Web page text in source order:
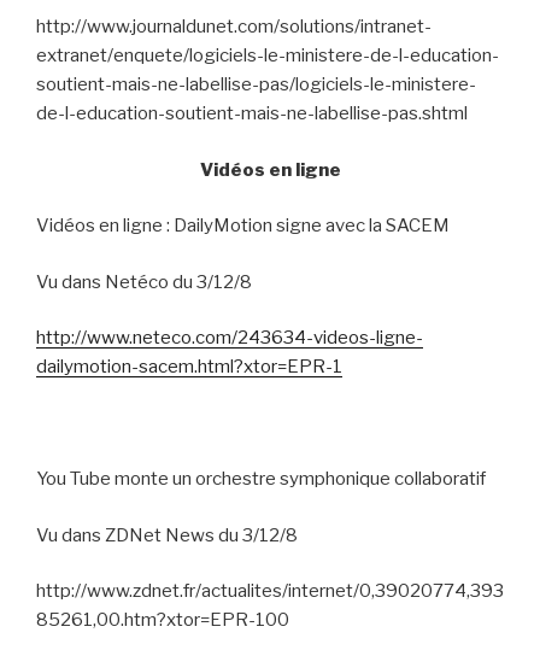
http://www.journaldunet.com/solutions/intranet-
extranet/enquete/logiciels-le-ministere-de-l-education-
soutient-mais-ne-labellise-pas/logiciels-le-ministere-
de-l-education-soutient-mais-ne-labellise-pas.shtml
Vidéos en ligne
Vidéos en ligne : DailyMotion signe avec la SACEM
Vu dans Netéco du 3/12/8
http://www.neteco.com/243634-videos-ligne-
dailymotion-sacem.html?xtor=EPR-1
You Tube monte un orchestre symphonique collaboratif
Vu dans ZDNet News du 3/12/8
http://www.zdnet.fr/actualites/internet/0,39020774,393
85261,00.htm?xtor=EPR-100